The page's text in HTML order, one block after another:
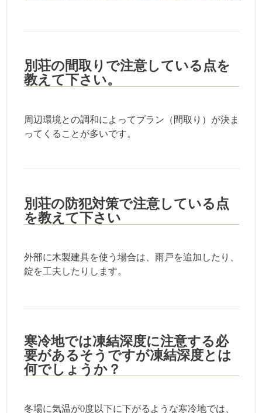
別荘の間取りで注意している点を
教えて下さい。
周辺環境との調和によってプラン（間取り）が決ま
ってくることが多いです。
別荘の防犯対策で注意している点
を教えて下さい
外部に木製建具を使う場合は、雨戸を追加したり、
錠を工夫したりします。
寒冷地では凍結深度に注意する必
要があるそうですが凍結深度とは
何でしょうか？
冬場に気温が0度以下に下がるような寒冷地では、